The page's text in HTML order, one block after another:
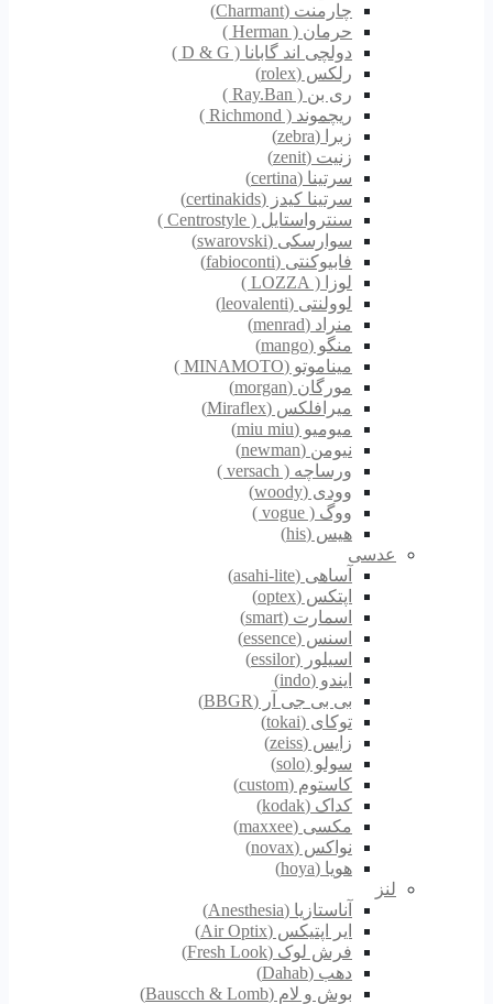
چارمنت (Charmant)
حرمان ( Herman )
دولچی اند گابانا ( D & G )
رلکس (rolex)
ری بن ( Ray.Ban )
ریچموند ( Richmond )
زبرا (zebra)
زنیت (zenit)
سرتینا (certina)
سرتینا کیدز (certinakids)
سنترواستایل ( Centrostyle )
سوارسکی (swarovski)
فابیوکنتی (fabioconti)
لوزا ( LOZZA )
لوولنتی (leovalenti)
منراد (menrad)
منگو (mango)
میناموتو (MINAMOTO )
مورگان (morgan)
میرافلکس (Miraflex)
میومیو (miu miu)
نیومن (newman)
ورساچه ( versach )
وودی (woody)
ووگ ( vogue )
هیس (his)
عدسی
آساهی (asahi-lite)
اپتکس (optex)
اسمارت (smart)
اسنس (essence)
اسیلور (essilor)
ایندو (indo)
بی بی جی آر (BBGR)
توکای (tokai)
زایس (zeiss)
سولو (solo)
کاستوم (custom)
کداک (kodak)
مکسی (maxxee)
نواکس (novax)
هویا (hoya)
لنز
آناستازیا (Anesthesia)
ایر اپتیکس (Air Optix)
فرش لوک (Fresh Look)
دهب (Dahab)
بوش و لام (Bauscch & Lomb)